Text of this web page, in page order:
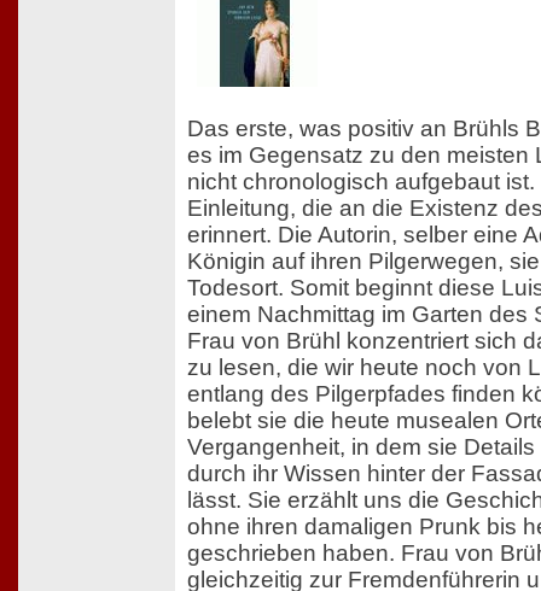
Das erste, was positiv an Brühls
es im Gegensatz zu den meisten
nicht chronologisch aufgebaut
Einleitung, die an die Existenz
erinnert. Die Autorin, selber eine
Königin auf ihren Pilgerwegen,
Todesort. Somit beginnt diese
einem Nachmittag im Garten des
Frau von Brühl konzentriert sich
zu lesen, die wir heute noch von
entlang des Pilgerpfades finden
belebt sie die heute musealen
Vergangenheit, in dem sie
durch ihr Wissen hinter der
lässt. Sie erzählt uns die
ohne ihren damaligen Prunk bis
geschrieben haben. Frau von
gleichzeitig zur Fremdenführerin